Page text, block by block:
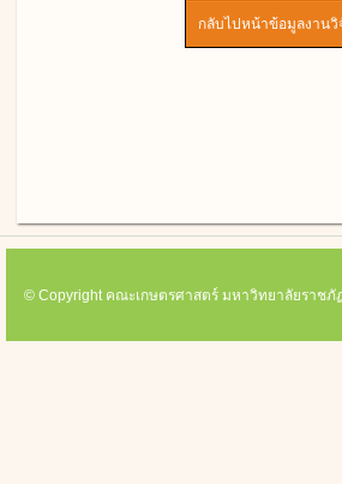
© Copyright คณะเกษตรศาสตร์ มหาวิทยาลัยราชภั